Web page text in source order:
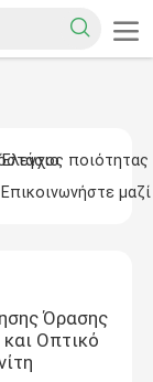
Έλεγχος ποιότητας
Επικοινωνήστε
Όρασης
Οπτικό